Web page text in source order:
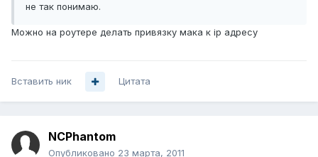
не так понимаю.
Можно на роутере делать привязку мака к ip адресу
Вставить ник Цитата
NCPhantom
Опубликовано 23 марта, 2011